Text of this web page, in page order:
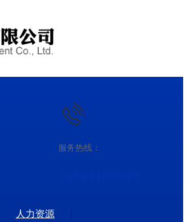
服务热线：
人力资源